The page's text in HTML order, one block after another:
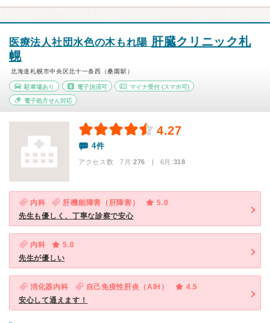
医療法人社団水色の木もれ陽 肝臓クリニック札
幌
北海道札幌市中央区北十一条西（桑園駅）
駐車場あり 電子決済可 マイナ受付 (スマホ可)
電子処方せん対応
4.27
4件
アクセス数 7月:276 | 6月:318
内科 肝機能障害（肝障害）
5.0
先生も優しく、丁寧な診察で安心
内科
5.0
先生が優しい
消化器内科 自己免疫性肝炎（AIH）
4.5
安心して通えます！